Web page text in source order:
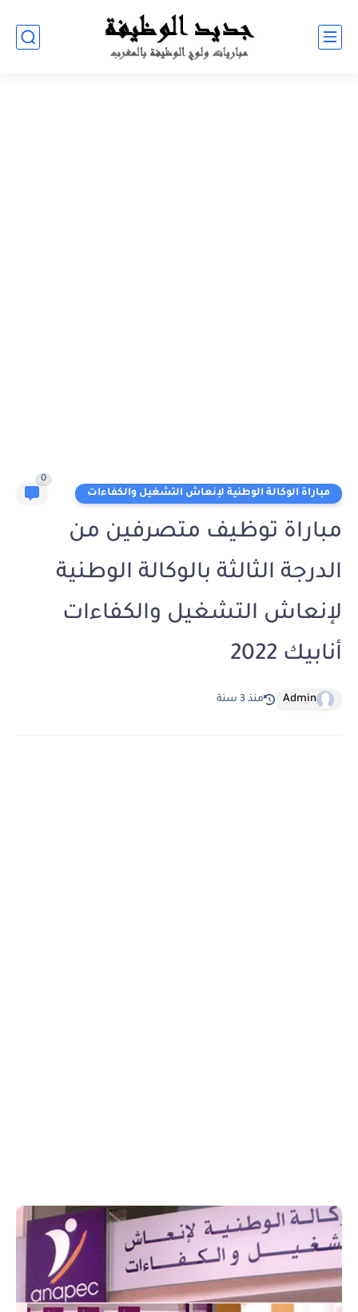
مباراة الوكالة الوطنية لإنعاش التشغيل والكفاءات
0
مباراة توظيف متصرفين من
الدرجة الثالثة بالوكالة الوطنية
لإنعاش التشغيل والكفاءات
أنابيك 2022
Admin منذ 3 سنة